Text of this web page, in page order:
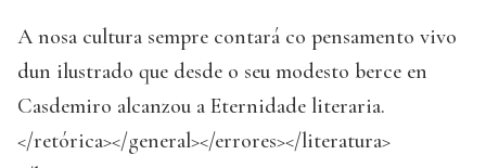
A nosa cultura sempre contará co pensamento vivo
dun ilustrado que desde o seu modesto berce en
Casdemiro alcanzou a Eternidade literaria.
</retórica></general></errores></literatura>